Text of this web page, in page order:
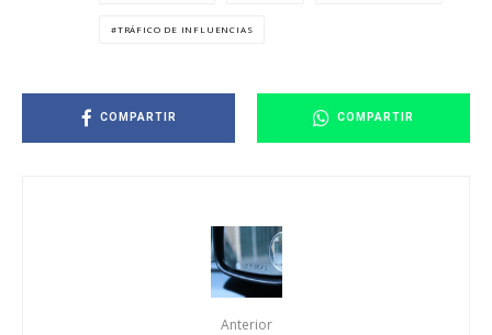
TRÁFICO DE INFLUENCIAS
COMPARTIR COMPARTIR
Anterior